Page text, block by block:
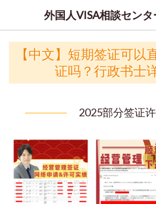
外国人VISA相談センタ
【中文】短期签证可以
证吗？行政书士
2025部分签证